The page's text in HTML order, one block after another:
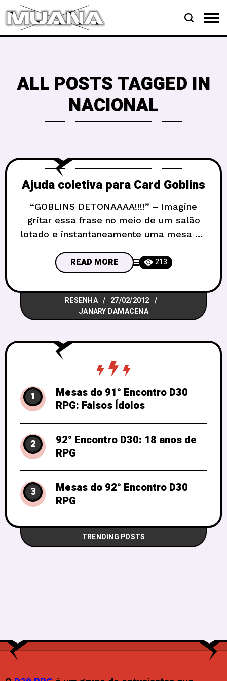
ALL POSTS TAGGED IN
NACIONAL
Ajuda coletiva para Card Goblins
“GOBLINS DETONAAAA!!!!” – Imagine
gritar essa frase no meio de um salão
lotado e instantaneamente uma mesa de
das atenções de um evento? Foi mais ou
menos isso que aconteceu quando eu e
mais três figuras testamos pela primeira
vez o Card Goblins, um jogo de cartas
ainda em
READ MORE 213
RESENHA
27/02/2012
JANARY DAMACENA
1
Mesas do 91° Encontro D30
RPG: Falsos Ídolos
2
92° Encontro D30: 18 anos de
RPG
3
Mesas do 92° Encontro D30
RPG
TRENDING POSTS